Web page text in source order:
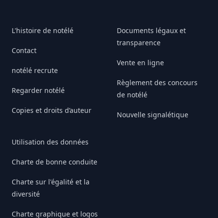
L'histoire de notélé
Contact
notélé recrute
Regarder notélé
Copies et droits d’auteur
Utilisation des données
Charte de bonne conduite
Charte sur l'égalité et la
diversité
Charte graphique et logos
Documents légaux et
transparence
Vente en ligne
Règlement des concours
de notélé
Nouvelle signalétique